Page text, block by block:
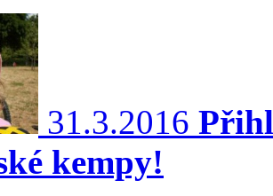
31.3.2016
kempy!